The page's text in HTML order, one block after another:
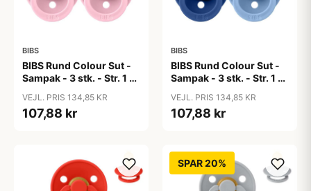
BIBS
BIBS Rund Colour Sut -
Sampak - 3 stk. - Str. 1 -
VEJL. PRIS 134,85 KR
107,88 kr
BIBS
BIBS Rund Colour Sut -
Sampak - 3 stk. - Str. 1 -
VEJL. PRIS 134,85 KR
107,88 kr
SPAR 20%